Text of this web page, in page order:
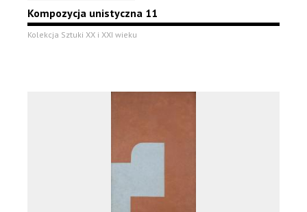
Kompozycja unistyczna 11
Kolekcja Sztuki XX i XXI wieku